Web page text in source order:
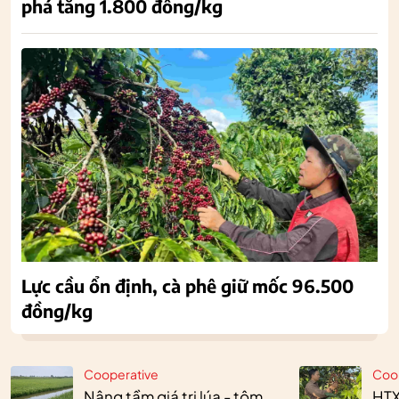
Cooperative
phá tăng 1.800 đồng/kg
Lực cầu ổn định, cà phê giữ mốc 96.500
đồng/kg